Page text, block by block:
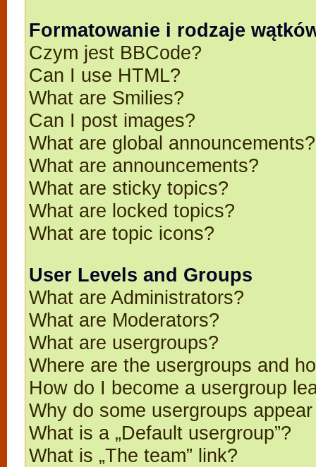
Formatowanie i rodzaje
Czym jest BBCode?
Can I use HTML?
What are Smilies?
Can I post images?
What are global announcements?
What are announcements?
What are sticky topics?
What are locked topics?
What are topic icons?
User Levels and Groups
What are Administrators?
What are Moderators?
What are usergroups?
Where are the usergroups and
How do I become a usergroup
Why do some usergroups
What is a „Default usergroup”?
What is „The team” link?